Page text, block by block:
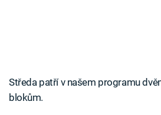
Středa patří v našem programu
blokům.